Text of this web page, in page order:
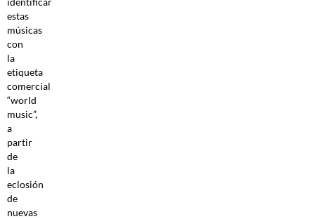
estas
músicas
con
la
etiqueta
comercial
“world
music”,
a
partir
de
la
eclosión
de
nuevas